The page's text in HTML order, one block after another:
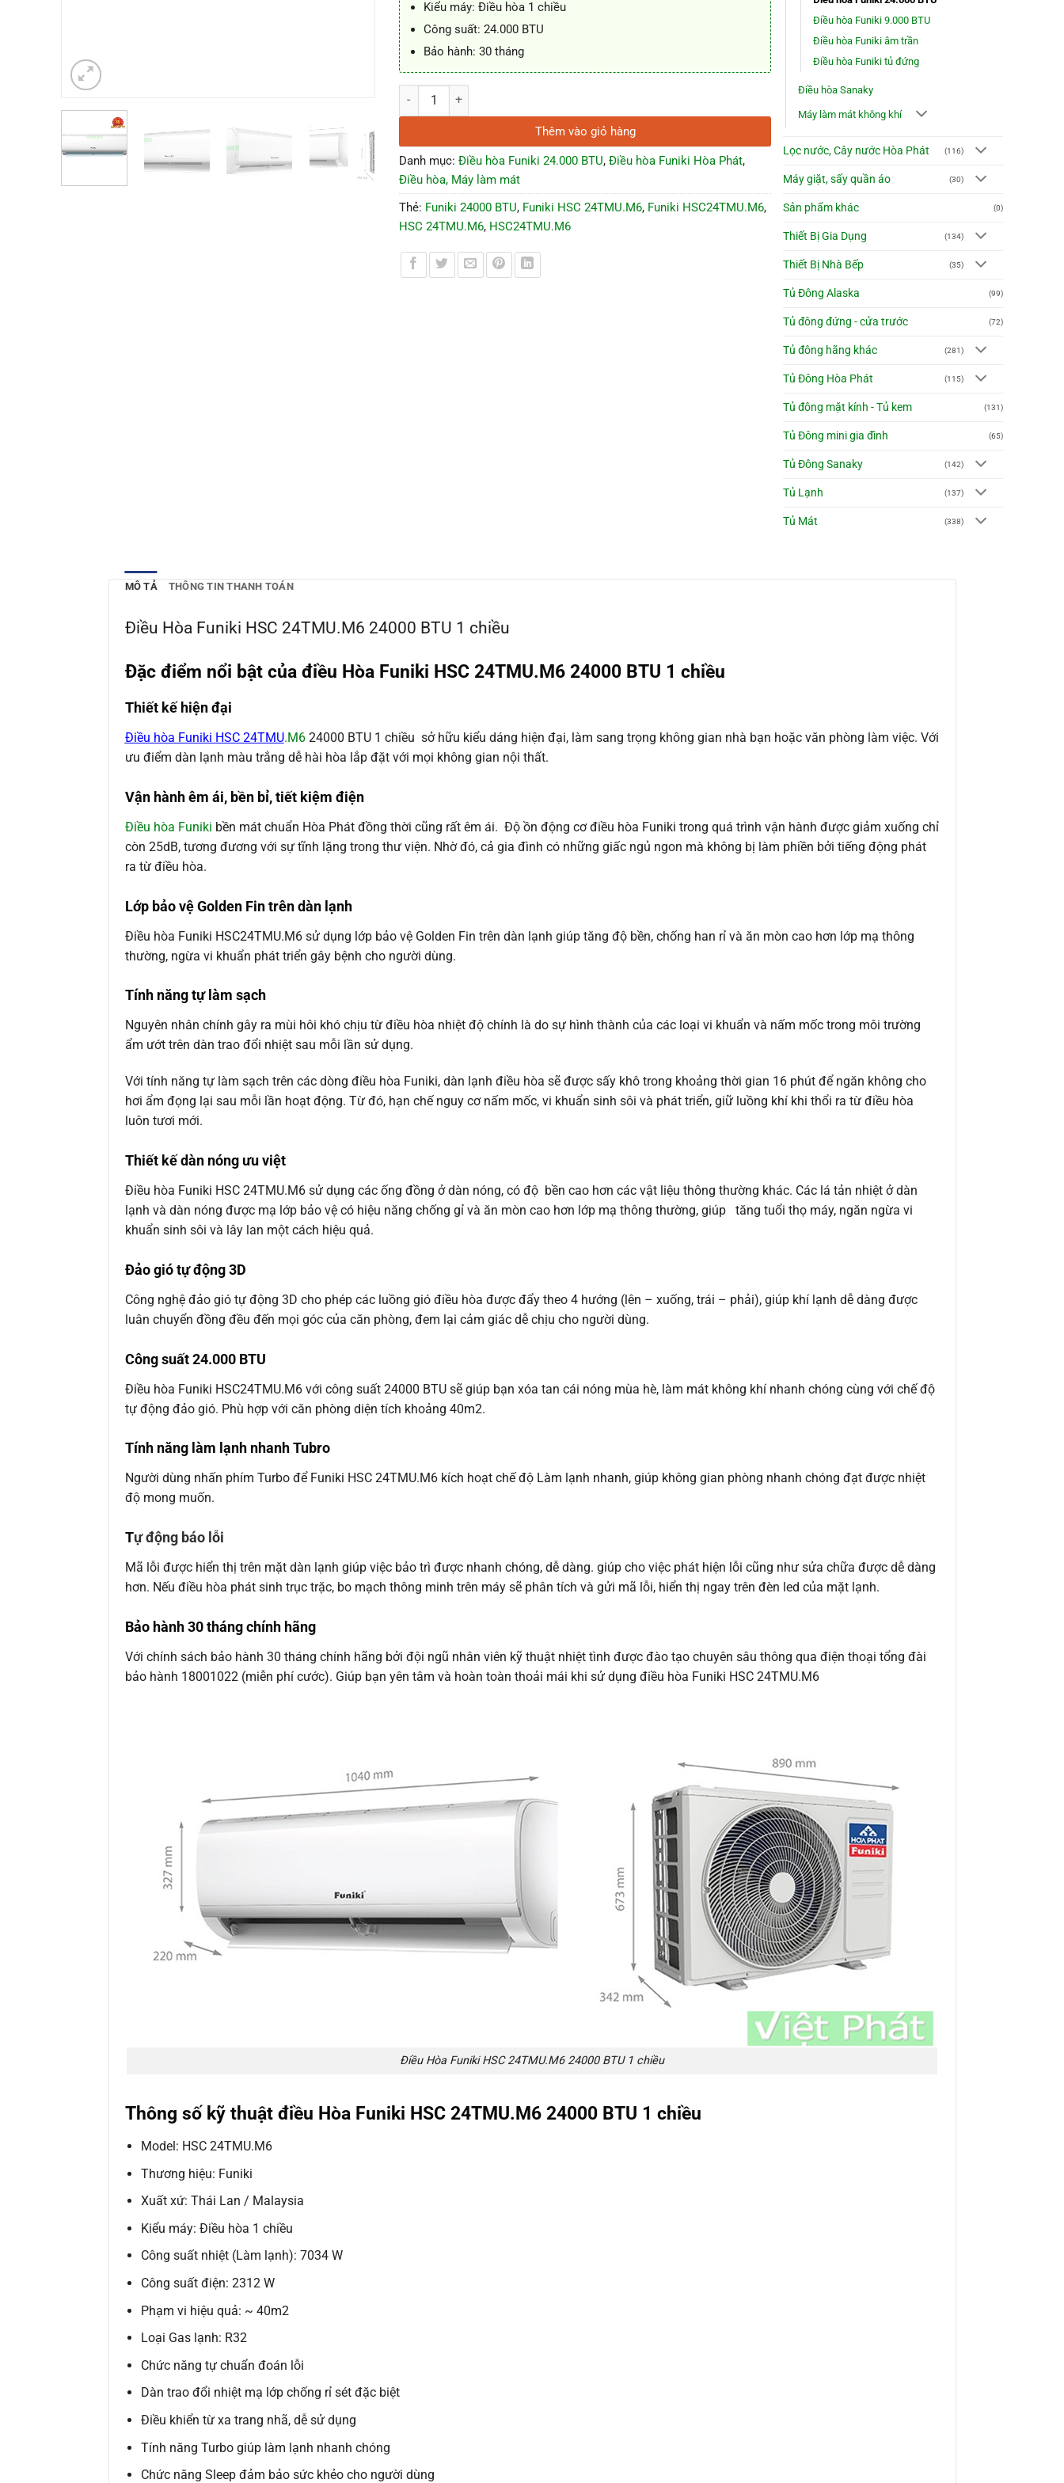
Kiểu máy: Điều hòa 1 chiều
Công suất: 24.000 BTU
Bảo hành: 30 tháng
Điều Hòa Funiki HSC 24TMU.M6 24000 BTU 1 chiều số lượng
Thêm vào giỏ hàng
Danh mục: Điều hòa Funiki 24.000 BTU, Điều hòa Funiki Hòa Phát,
Điều hòa, Máy làm mát
Thẻ: Funiki 24000 BTU, Funiki HSC 24TMU.M6, Funiki HSC24TMU.M6,
HSC 24TMU.M6, HSC24TMU.M6
Điều hòa Funiki 9.000 BTU
Điều hòa Funiki âm trần
Điều hòa Funiki tủ đứng
Điều hòa Sanaky
Máy làm mát không khí
Lọc nước, Cây nước Hòa Phát (116)
Máy giặt, sấy quần áo (30)
Sản phẩm khác (0)
Thiết Bị Gia Dụng (134)
Thiết Bị Nhà Bếp (35)
Tủ Đông Alaska (99)
Tủ đông đứng - cửa trước (72)
Tủ đông hãng khác (281)
Tủ Đông Hòa Phát (115)
Tủ đông mặt kính - Tủ kem (131)
Tủ Đông mini gia đình (65)
Tủ Đông Sanaky (142)
Tủ Lạnh (137)
Tủ Mát (338)
MÔ TẢ THÔNG TIN THANH TOÁN
Điều Hòa Funiki HSC 24TMU.M6 24000 BTU 1 chiều
Đặc điểm nổi bật của điều Hòa Funiki HSC 24TMU.M6 24000 BTU 1 chiều
Thiết kế hiện đại
Điều hòa Funiki HSC 24TMU.M624000 BTU 1 chiều sở hữu kiểu dáng hiện đại, làm sang trọng không gian nhà bạn hoặc văn phòng làm việc. Với
ưu điểm dàn lạnh màu trắng dễ hài hòa lắp đặt với mọi không gian nội thất.
Vận hành êm ái, bền bỉ, tiết kiệm điện
Điều hòa Funiki bền mát chuẩn Hòa Phát đồng thời cũng rất êm ái. Độ ồn động cơ điều hòa Funiki trong quá trình vận hành được giảm xuống chỉ
còn 25dB, tương đương với sự tĩnh lặng trong thư viện. Nhờ đó, cả gia đình có những giấc ngủ ngon mà không bị làm phiền bởi tiếng động phát
ra từ điều hòa.
Lớp bảo vệ Golden Fin trên dàn lạnh
Điều hòa Funiki HSC24TMU.M6 sử dụng lớp bảo vệ Golden Fin trên dàn lạnh giúp tăng độ bền, chống han rỉ và ăn mòn cao hơn lớp mạ thông
thường, ngừa vi khuẩn phát triển gây bệnh cho người dùng.
Tính năng tự làm sạch
Nguyên nhân chính gây ra mùi hôi khó chịu từ điều hòa nhiệt độ chính là do sự hình thành của các loại vi khuẩn và nấm mốc trong môi trường
ẩm ướt trên dàn trao đổi nhiệt sau mỗi lần sử dụng.
Với tính năng tự làm sạch trên các dòng điều hòa Funiki, dàn lạnh điều hòa sẽ được sấy khô trong khoảng thời gian 16 phút để ngăn không cho
hơi ẩm đọng lại sau mỗi lần hoạt động. Từ đó, hạn chế nguy cơ nấm mốc, vi khuẩn sinh sôi và phát triển, giữ luồng khí khi thổi ra từ điều hòa
luôn tươi mới.
Thiết kế dàn nóng ưu việt
Điều hòa Funiki HSC 24TMU.M6 sử dụng các ống đồng ở dàn nóng, có độ bền cao hơn các vật liệu thông thường khác. Các lá tản nhiệt ở dàn
lạnh và dàn nóng được mạ lớp bảo vệ có hiệu năng chống gỉ và ăn mòn cao hơn lớp mạ thông thường, giúp tăng tuổi thọ máy, ngăn ngừa vi
khuẩn sinh sôi và lây lan một cách hiệu quả.
Đảo gió tự động 3D
Công nghệ đảo gió tự động 3D cho phép các luồng gió điều hòa được đẩy theo 4 hướng (lên – xuống, trái – phải), giúp khí lạnh dễ dàng được
luân chuyển đồng đều đến mọi góc của căn phòng, đem lại cảm giác dễ chịu cho người dùng.
Công suất 24.000 BTU
Điều hòa Funiki HSC24TMU.M6 với công suất 24000 BTU sẽ giúp bạn xóa tan cái nóng mùa hè, làm mát không khí nhanh chóng cùng với chế độ
tự động đảo gió. Phù hợp với căn phòng diện tích khoảng 40m2.
Tính năng làm lạnh nhanh Tubro
Người dùng nhấn phím Turbo để Funiki HSC 24TMU.M6 kích hoạt chế độ Làm lạnh nhanh, giúp không gian phòng nhanh chóng đạt được nhiệt
độ mong muốn.
Tự động báo lỗi
Mã lỗi được hiển thị trên mặt dàn lạnh giúp việc bảo trì được nhanh chóng, dễ dàng. giúp cho việc phát hiện lỗi cũng như sửa chữa được dễ dàng
hơn. Nếu điều hòa phát sinh trục trặc, bo mạch thông minh trên máy sẽ phân tích và gửi mã lỗi, hiển thị ngay trên đèn led của mặt lạnh.
Bảo hành 30 tháng chính hãng
Với chính sách bảo hành 30 tháng chính hãng bởi đội ngũ nhân viên kỹ thuật nhiệt tình được đào tạo chuyên sâu thông qua điện thoại tổng đài
bảo hành 18001022 (miễn phí cước). Giúp bạn yên tâm và hoàn toàn thoải mái khi sử dụng điều hòa Funiki HSC 24TMU.M6
Điều Hòa Funiki HSC 24TMU.M6 24000 BTU 1 chiều
Thông số kỹ thuật điều Hòa Funiki HSC 24TMU.M6 24000 BTU 1 chiều
Model: HSC 24TMU.M6
Thương hiệu: Funiki
Xuất xứ: Thái Lan / Malaysia
Kiểu máy: Điều hòa 1 chiều
Công suất nhiệt (Làm lạnh): 7034 W
Công suất điện: 2312 W
Phạm vi hiệu quả: ~ 40m2
Loại Gas lạnh: R32
Chức năng tự chuẩn đoán lỗi
Dàn trao đổi nhiệt mạ lớp chống rỉ sét đặc biệt
Điều khiển từ xa trang nhã, dễ sử dụng
Tính năng Turbo giúp làm lạnh nhanh chóng
Chức năng Sleep đảm bảo sức khẻo cho người dùng